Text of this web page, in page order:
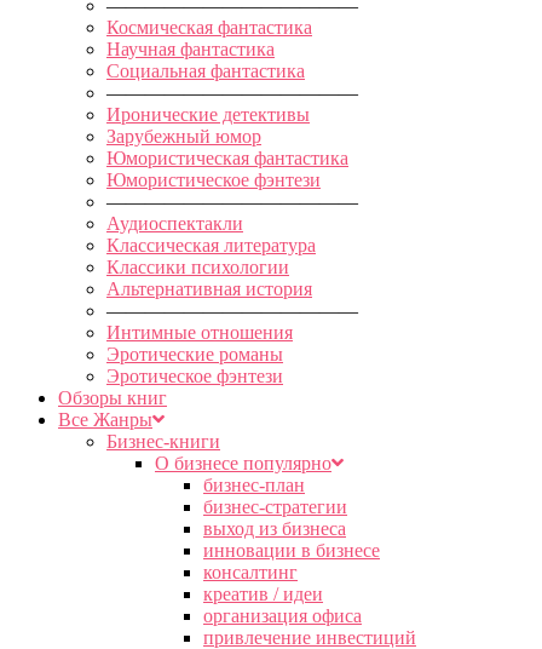
—————————————
Космическая фантастика
Научная фантастика
Социальная фантастика
—————————————
Иронические детективы
Зарубежный юмор
Юмористическая фантастика
Юмористическое фэнтези
—————————————
Аудиоспектакли
Классическая литература
Классики психологии
Альтернативная история
—————————————
Интимные отношения
Эротические романы
Эротическое фэнтези
Обзоры книг
Все Жанры
Бизнес-книги
О бизнесе популярно
бизнес-план
бизнес-стратегии
выход из бизнеса
инновации в бизнесе
консалтинг
креатив / идеи
организация офиса
привлечение инвестиций